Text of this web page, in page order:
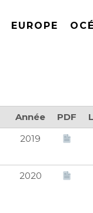
EUROPE
Année PDF
2019
2020